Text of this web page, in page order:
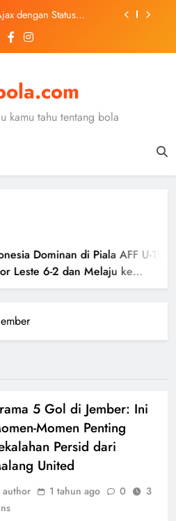
dengan Status
Mohamed Salah, Tes
Transfer
Penjualan WSL
Salah, Tes
Soeratin Kota Malang
kamu tahu tentang bola
Dominan di Piala AFF U-19
Leste 6-2 dan Melaju ke
5 Gol di Jember: Ini
Momen Penting
Persid dari
United
author 1 tahun ago 0
3